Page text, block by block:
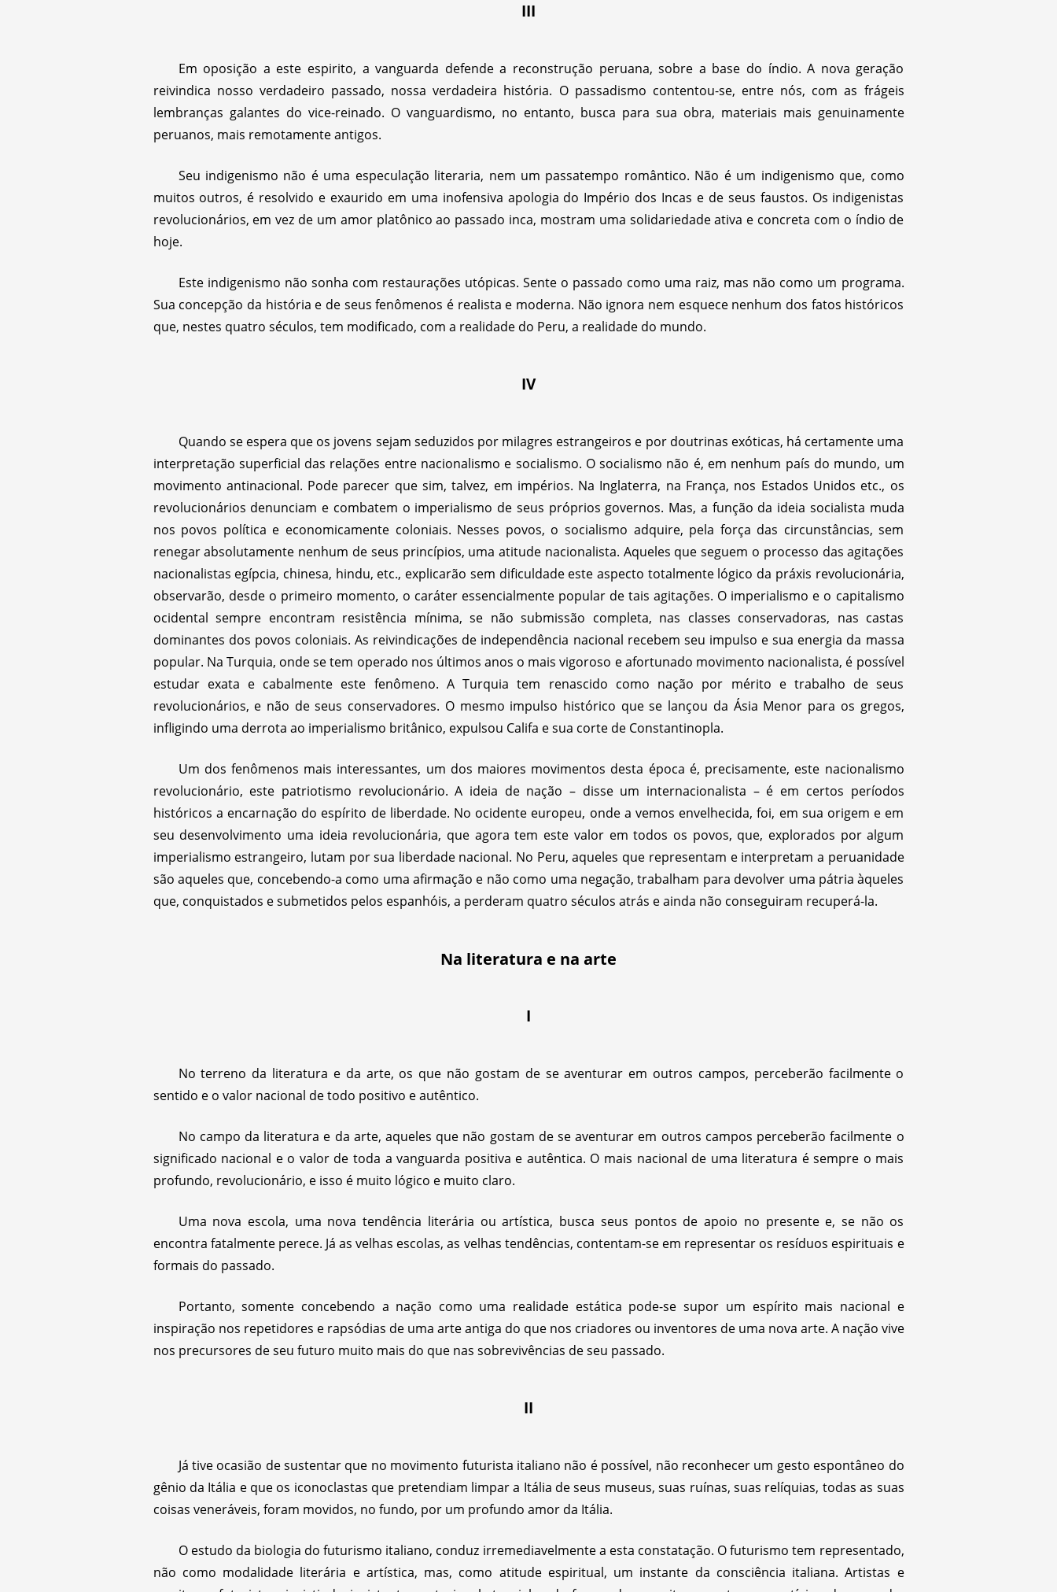
III
Em oposição a este espirito, a vanguarda defende a reconstrução peruana, sobre a base do índio. A nova geração
reivindica nosso verdadeiro passado, nossa verdadeira história. O passadismo contentou-se, entre nós, com as frágeis
lembranças galantes do vice-reinado. O vanguardismo, no entanto, busca para sua obra, materiais mais genuinamente
peruanos, mais remotamente antigos.
Seu indigenismo não é uma especulação literaria, nem um passatempo romântico. Não é um indigenismo que, como
muitos outros, é resolvido e exaurido em uma inofensiva apologia do Império dos Incas e de seus faustos. Os indigenistas
revolucionários, em vez de um amor platônico ao passado inca, mostram uma solidariedade ativa e concreta com o índio de
hoje.
Este indigenismo não sonha com restaurações utópicas. Sente o passado como uma raiz, mas não como um programa.
Sua concepção da história e de seus fenômenos é realista e moderna. Não ignora nem esquece nenhum dos fatos históricos
que, nestes quatro séculos, tem modificado, com a realidade do Peru, a realidade do mundo.
IV
Quando se espera que os jovens sejam seduzidos por milagres estrangeiros e por doutrinas exóticas, há certamente uma
interpretação superficial das relações entre nacionalismo e socialismo. O socialismo não é, em nenhum país do mundo, um
movimento antinacional. Pode parecer que sim, talvez, em impérios. Na Inglaterra, na França, nos Estados Unidos etc., os
revolucionários denunciam e combatem o imperialismo de seus próprios governos. Mas, a função da ideia socialista muda
nos povos política e economicamente coloniais. Nesses povos, o socialismo adquire, pela força das circunstâncias, sem
renegar absolutamente nenhum de seus princípios, uma atitude nacionalista. Aqueles que seguem o processo das agitações
nacionalistas egípcia, chinesa, hindu, etc., explicarão sem dificuldade este aspecto totalmente lógico da práxis revolucionária,
observarão, desde o primeiro momento, o caráter essencialmente popular de tais agitações. O imperialismo e o capitalismo
ocidental sempre encontram resistência mínima, se não submissão completa, nas classes conservadoras, nas castas
dominantes dos povos coloniais. As reivindicações de independência nacional recebem seu impulso e sua energia da massa
popular. Na Turquia, onde se tem operado nos últimos anos o mais vigoroso e afortunado movimento nacionalista, é possível
estudar exata e cabalmente este fenômeno. A Turquia tem renascido como nação por mérito e trabalho de seus
revolucionários, e não de seus conservadores. O mesmo impulso histórico que se lançou da Ásia Menor para os gregos,
infligindo uma derrota ao imperialismo britânico, expulsou Califa e sua corte de Constantinopla.
Um dos fenômenos mais interessantes, um dos maiores movimentos desta época é, precisamente, este nacionalismo
revolucionário, este patriotismo revolucionário. A ideia de nação – disse um internacionalista – é em certos períodos
históricos a encarnação do espírito de liberdade. No ocidente europeu, onde a vemos envelhecida, foi, em sua origem e em
seu desenvolvimento uma ideia revolucionária, que agora tem este valor em todos os povos, que, explorados por algum
imperialismo estrangeiro, lutam por sua liberdade nacional. No Peru, aqueles que representam e interpretam a peruanidade
são aqueles que, concebendo-a como uma afirmação e não como uma negação, trabalham para devolver uma pátria àqueles
que, conquistados e submetidos pelos espanhóis, a perderam quatro séculos atrás e ainda não conseguiram recuperá-la.
Na literatura e na arte
I
No terreno da literatura e da arte, os que não gostam de se aventurar em outros campos, perceberão facilmente o
sentido e o valor nacional de todo positivo e autêntico.
No campo da literatura e da arte, aqueles que não gostam de se aventurar em outros campos perceberão facilmente o
significado nacional e o valor de toda a vanguarda positiva e autêntica. O mais nacional de uma literatura é sempre o mais
profundo, revolucionário, e isso é muito lógico e muito claro.
Uma nova escola, uma nova tendência literária ou artística, busca seus pontos de apoio no presente e, se não os
encontra fatalmente perece. Já as velhas escolas, as velhas tendências, contentam-se em representar os resíduos espirituais e
formais do passado.
Portanto, somente concebendo a nação como uma realidade estática pode-se supor um espírito mais nacional e
inspiração nos repetidores e rapsódias de uma arte antiga do que nos criadores ou inventores de uma nova arte. A nação vive
nos precursores de seu futuro muito mais do que nas sobrevivências de seu passado.
II
Já tive ocasião de sustentar que no movimento futurista italiano não é possível, não reconhecer um gesto espontâneo do
gênio da Itália e que os iconoclastas que pretendiam limpar a Itália de seus museus, suas ruínas, suas relíquias, todas as suas
coisas veneráveis, foram movidos, no fundo, por um profundo amor da Itália.
O estudo da biologia do futurismo italiano, conduz irremediavelmente a esta constatação. O futurismo tem representado,
não como modalidade literária e artística, mas, como atitude espiritual, um instante da consciência italiana. Artistas e